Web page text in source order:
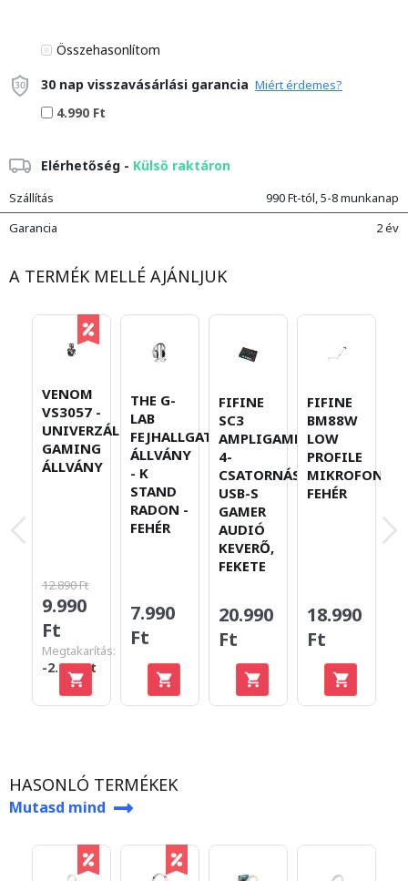
Összehasonlítom
30 nap visszavásárlási garancia Miért érdemes?
4.990 Ft
Elérhetőség - Külső raktáron
Szállítás
990 Ft-tól, 5-8 munkanap
Garancia
2 év
A TERMÉK MELLÉ AJÁNLJUK
VENOM
VS3057 -
UNIVERZÁLIS
GAMING
ÁLLVÁNY
12.890 Ft
9.990
Ft
Megtakarítás:
-2.900 Ft
THE G-
LAB
FEJHALLGATÓ
ÁLLVÁNY
- K
STAND
RADON -
FEHÉR
7.990
Ft
FIFINE
SC3
AMPLIGAME,
4-
CSATORNÁS
USB-S
GAMER
AUDIÓ
KEVERŐ,
FEKETE
20.990
Ft
FIFINE
BM88W
LOW
PROFILE
FEHÉR
18.990
Ft
HASONLÓ TERMÉKEK
Mutasd mind